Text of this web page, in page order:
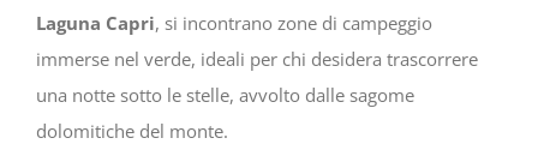
Laguna Capri, si incontrano zone di campeggio
immerse nel verde, ideali per chi desidera trascorrere
una notte sotto le stelle, avvolto dalle sagome
dolomitiche del monte.